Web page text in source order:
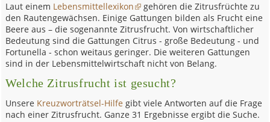
Laut einem Lebensmittellexikon
gehören die Zitrusfrüchte zu
den Rautengewächsen. Einige Gattungen bilden als Frucht eine
Beere aus – die sogenannte Zitrusfrucht. Von wirtschaftlicher
Bedeutung sind die Gattungen Citrus - große Bedeutung - und
Fortunella - schon weitaus geringer. Die weiteren Gattungen
sind in der Lebensmittelwirtschaft nicht von Belang.
Welche Zitrusfrucht ist gesucht?
Unsere Kreuzworträtsel-Hilfe gibt viele Antworten auf die Frage
nach einer Zitrusfrucht. Ganze 31 Ergebnisse ergibt die Suche.